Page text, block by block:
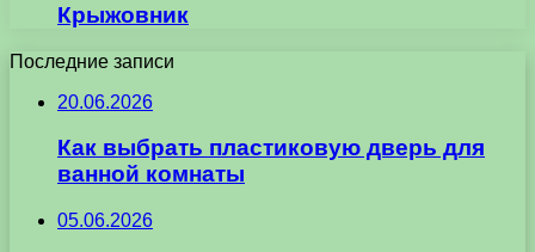
Крыжовник
Последние записи
20.06.2026
Как выбрать пластиковую дверь для
ванной комнаты
05.06.2026